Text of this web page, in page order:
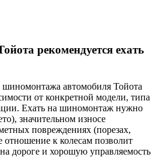
рекомендуется ехать
шиномонтажа автомобиля Тойота
от конкретной модели, типа
Ехать на шиномонтаж нужно
значительном износе
повреждениях (порезах,
к колесам позволит
дороге и хорошую управляемость